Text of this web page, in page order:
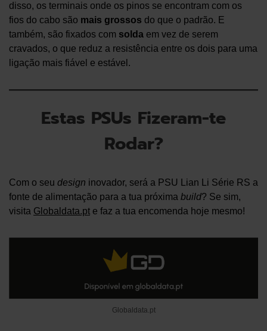
disso, os terminais onde os pinos se encontram com os
fios do cabo são mais grossos do que o padrão. E
também, são fixados com solda em vez de serem
cravados, o que reduz a resistência entre os dois para uma
ligação mais fiável e estável.
Estas PSUs Fizeram-te
Rodar?
Com o seu design inovador, será a PSU Lian Li Série RS a
fonte de alimentação para a tua próxima build? Se sim,
visita Globaldata.pt e faz a tua encomenda hoje mesmo!
Globaldata.pt